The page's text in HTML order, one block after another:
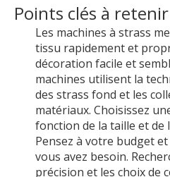
Points clés à retenir
Les machines à strass
tissu rapidement et
décoration facile et
machines utilisent la
des strass fond et les
matériaux. Choisissez
fonction de la taille et de
Pensez à votre budget
vous avez besoin.
précision et les choix de